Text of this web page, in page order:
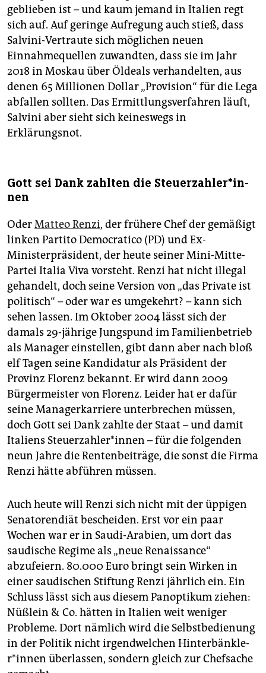
geblieben ist – und kaum jemand in Italien regt
sich auf. Auf geringe Aufregung auch stieß, dass
Salvini-Vertraute sich möglichen neuen
Einnahmequellen zuwandten, dass sie im Jahr
2018 in Moskau über Öldeals verhandelten, aus
denen 65 Millionen Dollar „Provision“ für die Lega
abfallen sollten. Das Ermittlungsverfahren läuft,
Salvini aber sieht sich keineswegs in
Erklärungsnot.
Gott sei Dank zahlten die Steu­er­zah­le­r*in­
nen
OderMatteo Renzi, der frühere Chef der gemäßigt
linken Partito Democratico (PD) und Ex-
Ministerpräsident, der heute seiner Mini-Mitte-
Partei Italia Viva vorsteht. Renzi hat nicht illegal
gehandelt, doch seine Version von „das Private ist
politisch“ – oder war es umgekehrt? – kann sich
sehen lassen. Im Oktober 2004 lässt sich der
damals 29-jährige Jungspund im Familienbetrieb
als Manager einstellen, gibt dann aber nach bloß
elf Tagen seine Kandidatur als Präsident der
Provinz Florenz bekannt. Er wird dann 2009
Bürgermeister von Florenz. Leider hat er dafür
seine Manager­kar­rie­re unterbrechen müssen,
doch Gott sei Dank zahlte der Staat – und damit
Italiens Steu­er­zah­le­r*in­nen – für die folgenden
neun Jahre die Rentenbeiträge, die sonst die Firma
Renzi hätte abführen müssen.
Auch heute will Renzi sich nicht mit der üppigen
Senatorendiät bescheiden. Erst vor ein paar
Wochen war er in Saudi-Arabien, um dort das
saudische Regime als „neue Renaissance“
abzufeiern. 80.000 Euro bringt sein Wirken in
einer saudischen Stiftung Renzi jährlich ein. Ein
Schluss lässt sich aus diesem Panoptikum ziehen:
Nüßlein & Co. hätten in Italien weit weniger
Probleme. Dort nämlich wird die Selbstbedienung
in der Politik nicht irgendwelchen Hin­ter­bänk­le­
r*in­nen überlassen, sondern gleich zur Chefsache